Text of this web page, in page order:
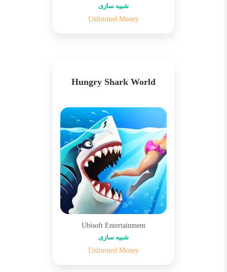
شبیه سازی
Unlimited Money
Hungry Shark World
Ubisoft Entertainment
شبیه سازی
Unlimited Money